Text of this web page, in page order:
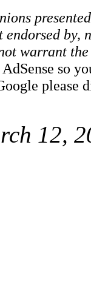
endorsed
warrant
AdSense so
please
12,